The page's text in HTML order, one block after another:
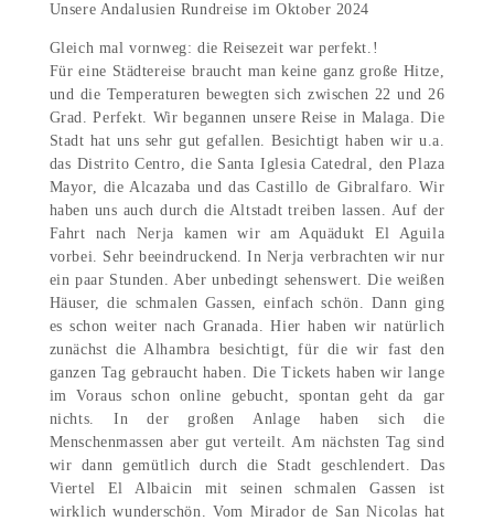
Unsere Andalusien Rundreise im Oktober 2024
Gleich mal vornweg: die Reisezeit war perfekt.!
Für eine Städtereise braucht man keine ganz große Hitze,
und die Temperaturen bewegten sich zwischen 22 und 26
Grad. Perfekt. Wir begannen unsere Reise in Malaga. Die
Stadt hat uns sehr gut gefallen. Besichtigt haben wir u.a.
das Distrito Centro, die Santa Iglesia Catedral, den Plaza
Mayor, die Alcazaba und das Castillo de Gibralfaro. Wir
haben uns auch durch die Altstadt treiben lassen. Auf der
Fahrt nach Nerja kamen wir am Aquädukt El Aguila
vorbei. Sehr beeindruckend. In Nerja verbrachten wir nur
ein paar Stunden. Aber unbedingt sehenswert. Die weißen
Häuser, die schmalen Gassen, einfach schön. Dann ging
es schon weiter nach Granada. Hier haben wir natürlich
zunächst die Alhambra besichtigt, für die wir fast den
ganzen Tag gebraucht haben. Die Tickets haben wir lange
im Voraus schon online gebucht, spontan geht da gar
nichts. In der großen Anlage haben sich die
Menschenmassen aber gut verteilt. Am nächsten Tag sind
wir dann gemütlich durch die Stadt geschlendert. Das
Viertel El Albaicin mit seinen schmalen Gassen ist
wirklich wunderschön. Vom Mirador de San Nicolas hat